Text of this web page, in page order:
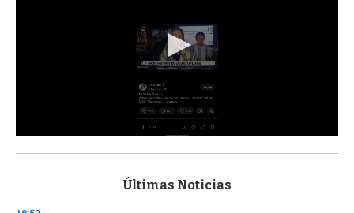
s
Últimas Noticias